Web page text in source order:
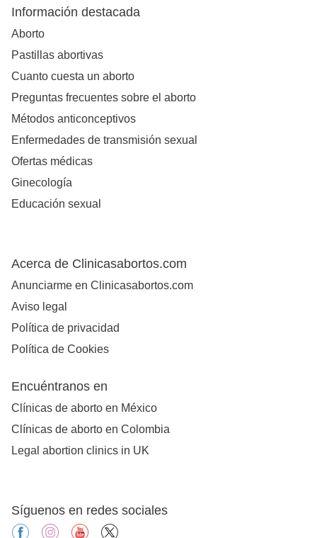
Información destacada
Aborto
Pastillas abortivas
Cuanto cuesta un aborto
Preguntas frecuentes sobre el aborto
Métodos anticonceptivos
Enfermedades de transmisión sexual
Ofertas médicas
Ginecología
Educación sexual
Acerca de Clinicasabortos.com
Anunciarme en Clinicasabortos.com
Aviso legal
Política de privacidad
Política de Cookies
Encuéntranos en
Clínicas de aborto en México
Clínicas de aborto en Colombia
Legal abortion clinics in UK
Síguenos en redes sociales
facebookinstagramyoutube